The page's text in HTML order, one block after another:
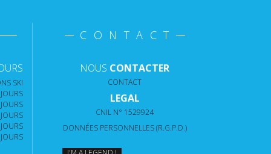
SKI
CONTACT
NOUS CONTACTER
CONTACT
LEGAL
CNIL N° 1529924
DONNÉES PERSONNELLES (R.G.P.D.)